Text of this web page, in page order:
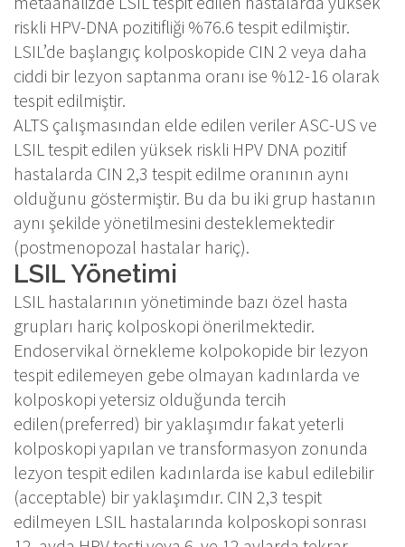
riskli HPV-DNA pozitifliği %76.6 tespit edilmiştir.
LSIL’de başlangıç kolposkopide CIN 2 veya daha
ciddi bir lezyon saptanma oranı ise %12-16 olarak
tespit edilmiştir.
ALTS çalışmasından elde edilen veriler ASC-US ve
LSIL tespit edilen yüksek riskli HPV DNA pozitif
hastalarda CIN 2,3 tespit edilme oranının aynı
olduğunu göstermiştir. Bu da bu iki grup hastanın
aynı şekilde yönetilmesini desteklemektedir
(postmenopozal hastalar hariç).
LSIL Yönetimi
LSIL hastalarının yönetiminde bazı özel hasta
grupları hariç kolposkopi önerilmektedir.
Endoservikal örnekleme kolpokopide bir lezyon
tespit edilemeyen gebe olmayan kadınlarda ve
kolposkopi yetersiz olduğunda tercih
edilen(preferred) bir yaklaşımdır fakat yeterli
kolposkopi yapılan ve transformasyon zonunda
lezyon tespit edilen kadınlarda ise kabul edilebilir
(acceptable) bir yaklaşımdır. CIN 2,3 tespit
edilmeyen LSIL hastalarında kolposkopi sonrası